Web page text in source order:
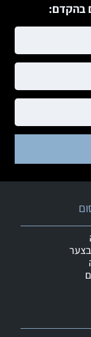
בהקדם: